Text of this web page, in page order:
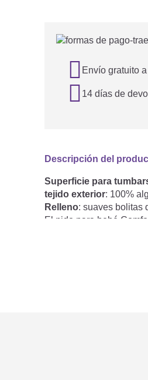
 Envío gratuito
 14 días de
Descripción del
Superficie para
tejido exterior: 100%
Relleno: suaves bolitas
El nido para bebé